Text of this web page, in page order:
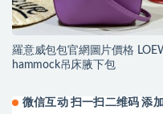
羅意威包包官網圖片價格
hammock吊床腋下包
微信互动 扫一扫二维码 添